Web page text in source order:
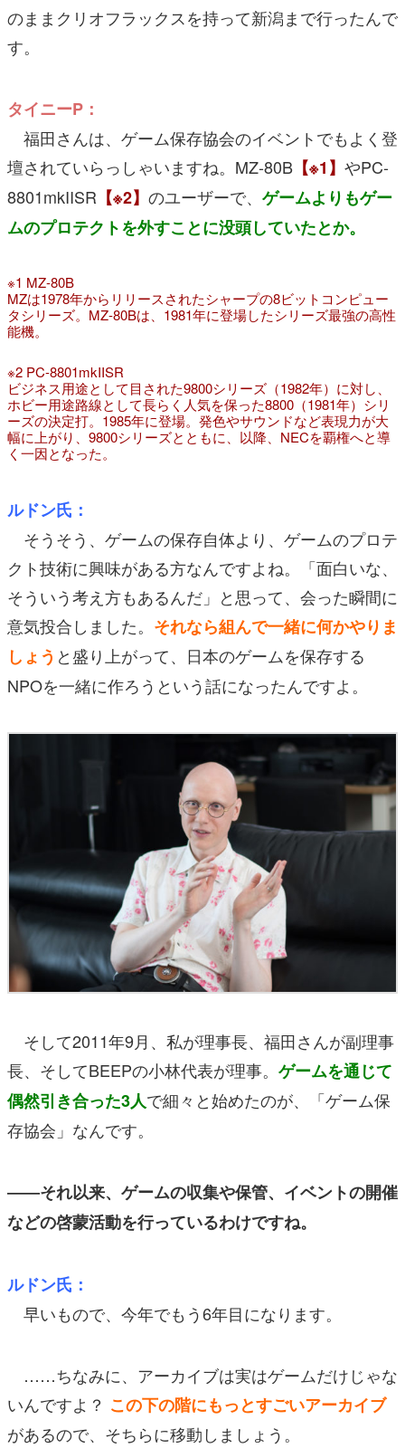
のままクリオフラックスを持って新潟まで行ったんで
す。
タイニーP：
福田さんは、ゲーム保存協会のイベントでもよく登
壇されていらっしゃいますね。MZ-80B 【※1】 やPC-
8801mkIISR 【※2】 のユーザーで、 ゲームよりもゲー
ムのプロテクトを外すことに没頭していたとか。
※1 MZ-80B
MZは1978年からリリースされたシャープの8ビットコンピュー
タシリーズ。MZ-80Bは、1981年に登場したシリーズ最強の高性
能機。
※2 PC-8801mkIISR
ビジネス用途として目された9800シリーズ（1982年）に対し、
ホビー用途路線として長らく人気を保った8800（1981年）シリ
ーズの決定打。1985年に登場。発色やサウンドなど表現力が大
幅に上がり、9800シリーズとともに、以降、NECを覇権へと導
く一因となった。
ルドン氏：
そうそう、ゲームの保存自体より、ゲームのプロテ
クト技術に興味がある方なんですよね。「面白いな、
そういう考え方もあるんだ」と思って、会った瞬間に
意気投合しました。 それなら組んで一緒に何かやりま
しょう と盛り上がって、日本のゲームを保存する
NPOを一緒に作ろうという話になったんですよ。
そして2011年9月、私が理事長、福田さんが副理事
長、そしてBEEPの小林代表が理事。 ゲームを通じて
偶然引き合った3人で細々と始めたのが、「ゲーム保
存協会」なんです。
――それ以来、ゲームの収集や保管、イベントの開催
などの啓蒙活動を行っているわけですね。
ルドン氏：
早いもので、今年でもう6年目になります。
……ちなみに、アーカイブは実はゲームだけじゃな
いんですよ？ この下の階にもっとすごいアーカイブ
があるので、そちらに移動しましょう。